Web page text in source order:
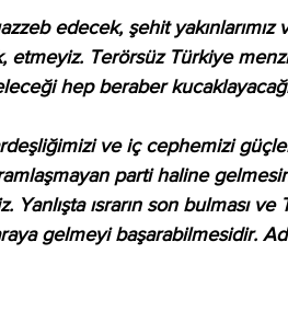
edecek, şehit
Terörsüz Türkiye
hep beraber
ve iç cephemizi
parti haline
Yanlışta ısrarın son bulması
gelmeyi başarabilmesidir.